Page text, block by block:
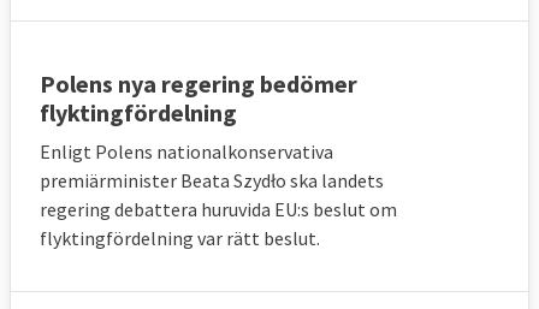
Polens nya regering bedömer
flyktingfördelning
Enligt Polens nationalkonservativa
premiärminister Beata Szydło ska landets
regering debattera huruvida EU:s beslut om
flyktingfördelning var rätt beslut.